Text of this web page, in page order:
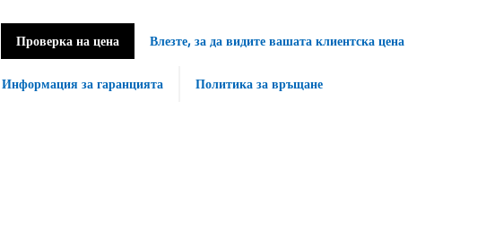
Проверка на цена Влезте, за да видите вашата клиентска цена
Информация за гаранцията Политика за връщане